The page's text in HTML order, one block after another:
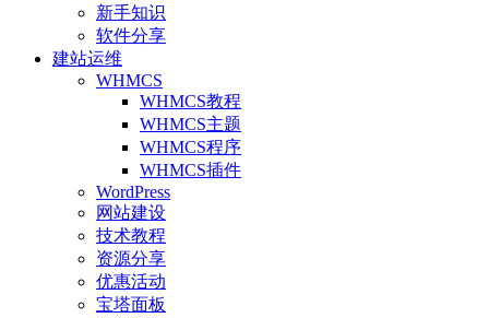
新手知识
软件分享
建站运维
WHMCS
WHMCS教程
WHMCS主题
WHMCS程序
WHMCS插件
WordPress
网站建设
技术教程
资源分享
优惠活动
宝塔面板